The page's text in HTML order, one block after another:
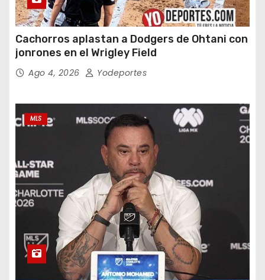
Cachorros aplastan a Dodgers de Ohtani con
jonrones en el Wrigley Field
Ago 4, 2026 Yodeportes
MLS